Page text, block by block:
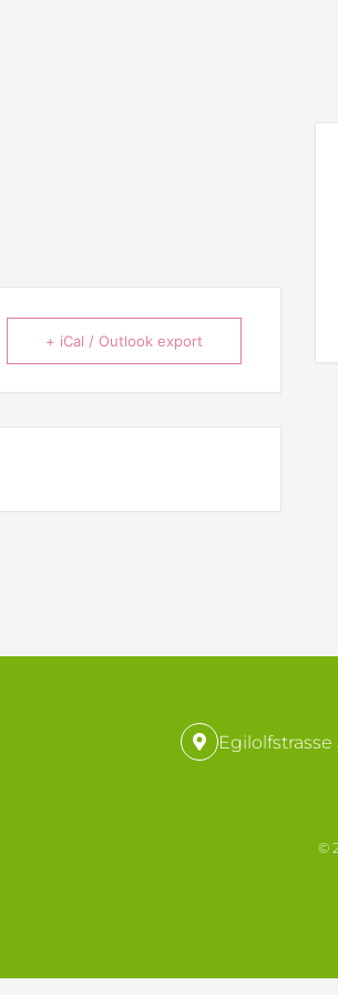
+ iCal / Outlook export
©